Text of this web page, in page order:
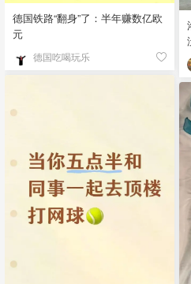
德国铁路“翻身”了：半年赚数亿欧
元
德国吃喝玩乐